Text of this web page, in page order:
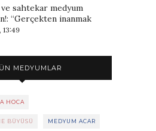
sahtekar medyum
: “Gerçekten inanmak
13:49
MEDYUMLAR
HOCA
BÜYÜSÜ MEDYUM ACAR